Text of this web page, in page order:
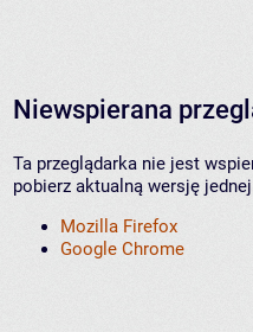
Niewspierana
Ta przeglądarka nie jest
pobierz aktualną wersję
Mozilla Firefox
Google Chrome